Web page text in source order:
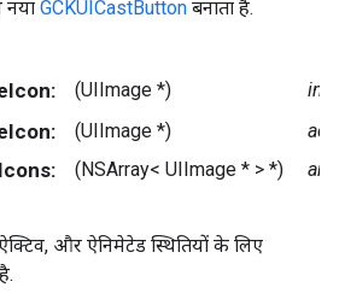
नया GCKUICastButton बनाता है.
(UIImage *)
(UIImage *)
(NSArray< UIImage * > *)
और ऐनिमेटेड स्थितियों के लिए